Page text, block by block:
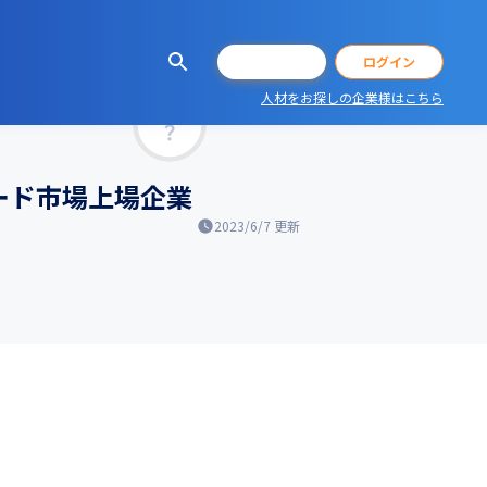
ログイン
人材をお探しの企業様はこちら
市場上場企業
2023/6/7 更新